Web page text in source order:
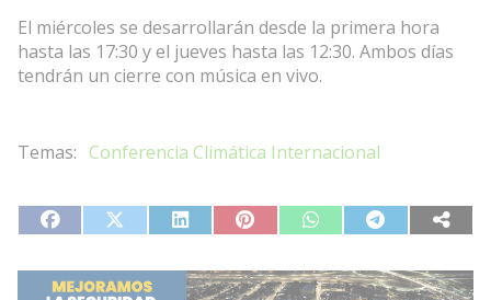
El miércoles se desarrollarán desde la primera hora
hasta las 17:30 y el jueves hasta las 12:30. Ambos días
tendrán un cierre con música en vivo.
Conferencia Climática Internacional